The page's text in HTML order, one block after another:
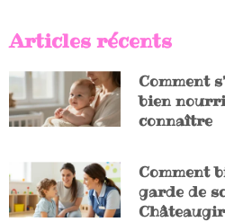
Articles récents
Comment
bien
connaître
Comment
garde de